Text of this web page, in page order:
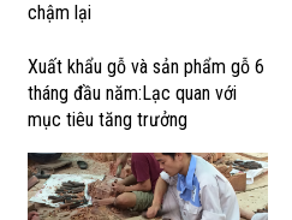
chậm lại
Xuất khẩu gỗ và sản phẩm gỗ 6
tháng đầu năm:Lạc quan với
mục tiêu tăng trưởng